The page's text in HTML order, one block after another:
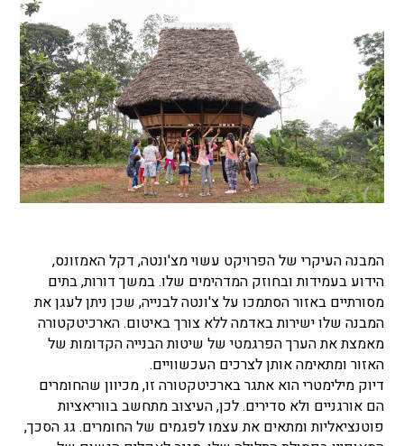
המבנה העיקרי של הפרויקט עשוי מצ'ונטה, דקל האמזונס,
הידוע בעמידות ובחוזק המדהימים שלו. במשך דורות, בתים
מסורתיים באזור הסתמכו על צ'ונטה לבנייה, שכן ניתן לעגן את
המבנה שלו ישירות באדמה ללא צורך באיטום. הארכיטקטורה
מאמצת את הערך הפרגמטי של שיטות הבנייה הקדומות של
האזור ומתאימה אותן לצרכים העכשוויים.
דיוק מילימטרי הוא אתגר בארכיטקטורה זו, מכיוון שהחומרים
הם אורגניים ולא סדירים. לכן, העיצוב מתחשב בווריאציות
פוטנציאליות ומתאים את עצמו לפגמים של החומרים. גג הסכך,